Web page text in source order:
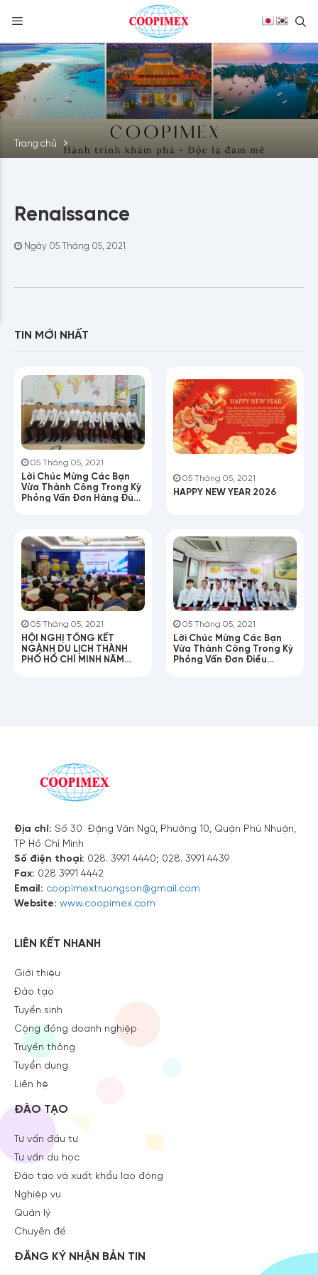
Skip
to
content
Trang chủ
Renaissance
Ngày 05 Tháng 05, 2021
TIN MỚI NHẤT
Lời Chúc Mừng Các Bạn
Vừa Thành Công Trong Kỳ
Phỏng Vấn Đơn Hàng Đúc
05 Tháng 05, 2021
HAPPY NEW YEAR 2026
05 Tháng 05, 2021
HỘI NGHỊ TỔNG KẾT
NGÀNH DU LỊCH THÀNH
PHỐ HỒ CHÍ MINH NĂM
05 Tháng 05, 2021
Lời Chúc Mừng Các Bạn
Vừa Thành Công Trong Kỳ
Phỏng Vấn Đơn Điều
05 Tháng 05, 2021
Họ tên
Số điện thoại
Nội dung
Địa chỉ: Số 30 Đặng Văn Ngữ, Phường 10, Quận Phú Nhuận,
TP Hồ Chí Minh
Số điện thoại: 028. 3991 4440; 028. 3991 4439
Fax: 028 3991 4442
Email: coopimextruongson@gmail.com
Website: www.coopimex.com
LIÊN KẾT NHANH
Giới thiệu
Đào tạo
Tuyển sinh
Cộng đồng doanh nghiệp
Truyền thông
Tuyển dụng
Liên hệ
ĐÀO TẠO
Tư vấn đầu tư
Tư vấn du học
Đào tạo và xuất khẩu lao động
Nghiệp vụ
Quản lý
Chuyên đề
ĐĂNG KÝ NHẬN BẢN TIN